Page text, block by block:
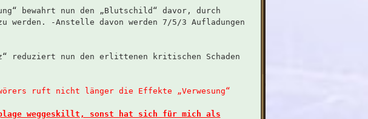
bewahrt nun den „Blutschild“ davor, durch
-Anstelle davon werden 7/5/3 Aufladungen
reduziert nun den erlittenen kritischen Schaden
ruft nicht länger die Effekte „Verwesung“
weggeskillt, sonst hat sich für mich als